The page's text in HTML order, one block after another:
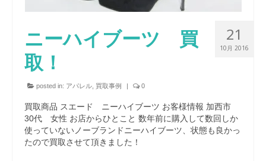
21
10月 2016
ニーハイブーツ 買
取！
posted in: アパレル 買取事例 | 0
買取商品 スエード ニーハイブーツ お客様情報 加西市
30代 女性 お店からひとこと 数年前に購入して数回しか
使っていないノーブランドニーハイブーツ、状態も良かっ
たので買取させて頂きました！